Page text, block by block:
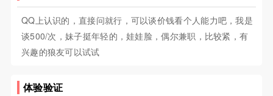
QQ上认识的，直接问就行，可以谈价钱看个人能力吧，我是
谈500/次，妹子挺年轻的，娃娃脸，偶尔兼职，比较紧，有
兴趣的狼友可以试试
体验验证